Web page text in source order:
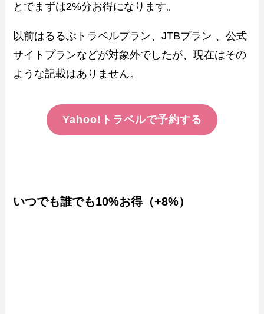
とでまずは2%分お得になります。
以前はるるぶトラベルプラン、JTBプラン 、公式
サイトプランなどが対象外でしたが、現在はその
ような記載はありません。
Yahoo!トラベルで予約する
いつでも誰でも10%お得（+8%）